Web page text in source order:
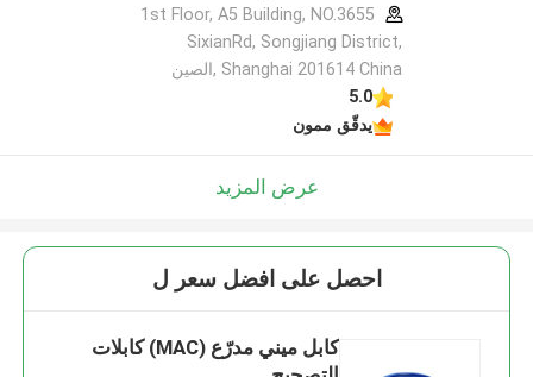
1st Floor, A5 Building, NO.3655
SixianRd, Songjiang District,
Shanghai 201614 China ,الصين
5.0
يدقّق ممون
عرض المزيد
احصل على افضل سعر ل
كابل ميني مدرّع (MAC) كابلات